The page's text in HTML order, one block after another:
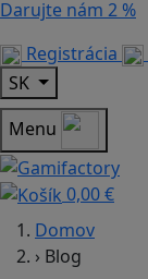
Darujte nám 2 %
Registrácia
SK
Menu
0,00 €
Domov
› Blog